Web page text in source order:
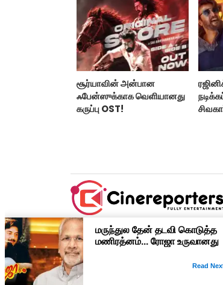
சூர்யாவின் அன்பான
ஃபேன்ஸுக்காக வெளியானது
கருப்பு OST!